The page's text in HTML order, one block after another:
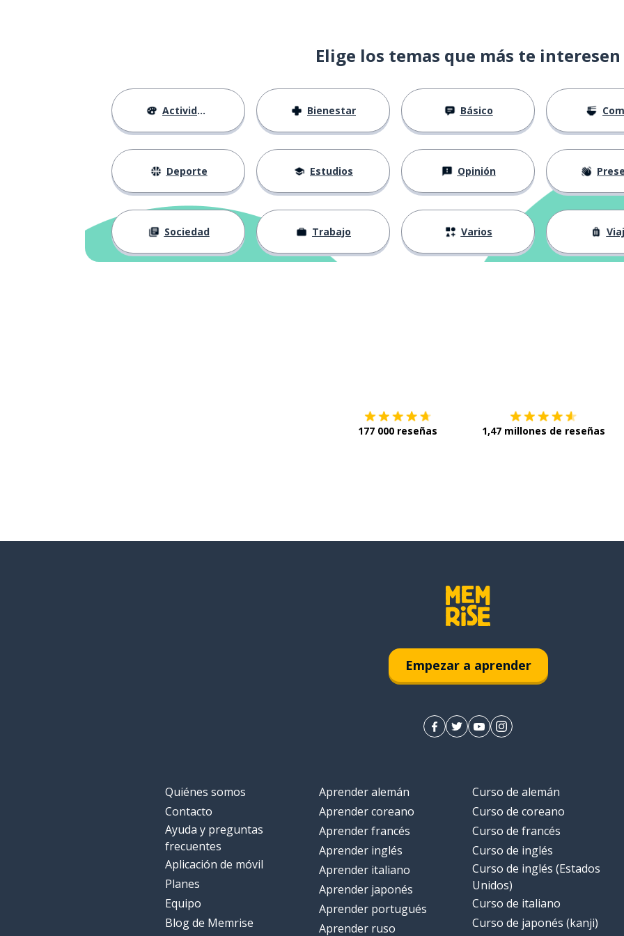
Elige los temas que más te interesen
Actividades Bienestar Básico
Deporte Estudios Opinión
Sociedad Trabajo Varios
177 000 reseñas 1,47 millones de reseñas
Empezar a aprender
Quiénes somos
Contacto
Ayuda y preguntas
frecuentes
Aplicación de móvil
Planes
Equipo
Blog de Memrise
Aprender alemán
Aprender coreano
Aprender francés
Aprender inglés
Aprender italiano
Aprender japonés
Aprender portugués
Aprender ruso
Curso de alemán
Curso de coreano
Curso de francés
Curso de inglés
Curso de inglés (Estados
Unidos)
Curso de italiano
Curso de japonés (kanji)